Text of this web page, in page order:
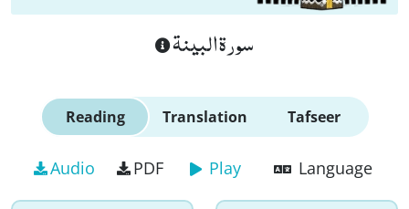
سورة البينة
Reading Translation Tafseer
Audio PDF Play Language